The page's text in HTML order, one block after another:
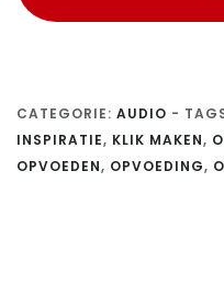
CATEGORIE: AUDIO -
INSPIRATIE, KLIK MAKEN,
OPVOEDEN, OPVOEDING,